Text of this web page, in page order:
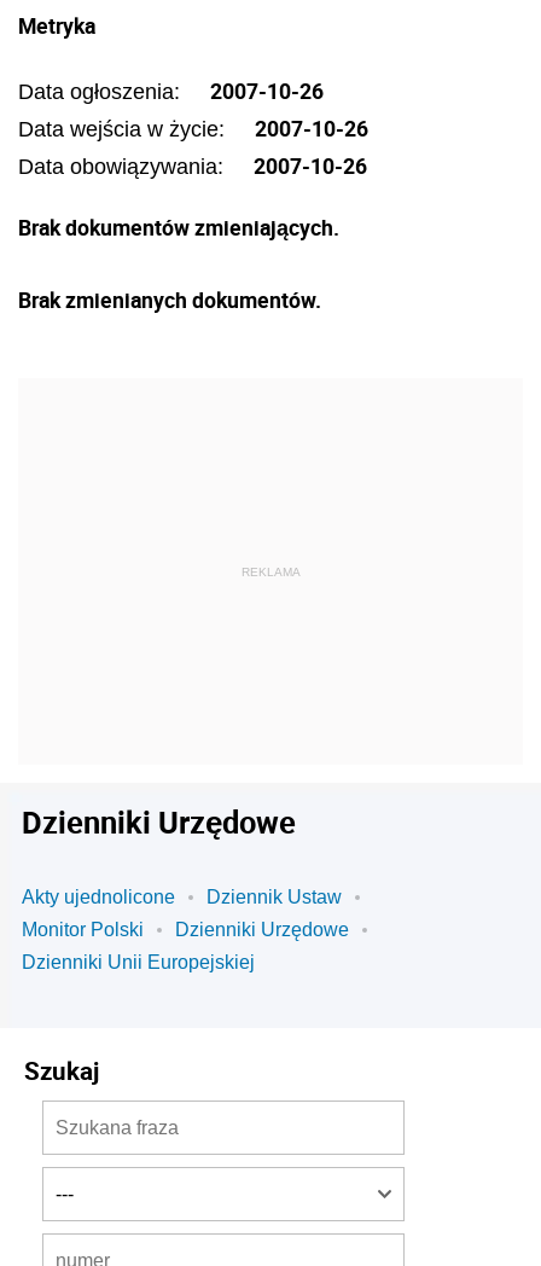
Metryka
Data ogłoszenia: 2007-10-26
Data wejścia w życie: 2007-10-26
Data obowiązywania: 2007-10-26
Brak dokumentów zmieniających.
Brak zmienianych dokumentów.
Dzienniki Urzędowe
Akty ujednolicone
Dziennik Ustaw
Monitor Polski
Dzienniki Urzędowe
Dzienniki Unii Europejskiej
Szukaj